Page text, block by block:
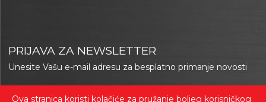
PRIJAVA ZA NEWSLETTER
Unesite Vašu e-mail adresu za besplatno primanje novosti
Ova stranica koristi kolačiće za pružanje boljeg korisničkog